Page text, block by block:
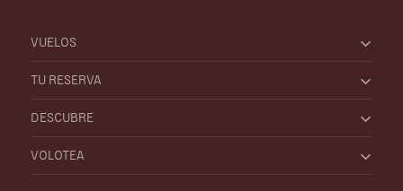
VUELOS
TU RESERVA
DESCUBRE
VOLOTEA